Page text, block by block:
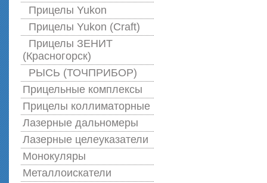
Прицелы Yukon
Прицелы Yukon (Craft)
Прицелы ЗЕНИТ
(Красногорск)
РЫСЬ (ТОЧПРИБОР)
Прицельные комплексы
Прицелы коллиматорные
Лазерные дальномеры
Лазерные целеуказатели
Монокуляры
Металлоискатели